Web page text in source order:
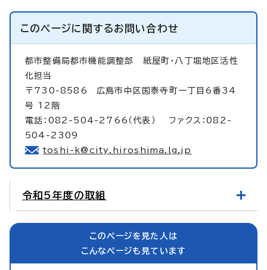
このページに関するお問い合わせ
都市整備局都市機能調整部 紙屋町・八丁堀地区活性
化担当
〒730-8586 広島市中区国泰寺町一丁目6番34
号 12階
電話：082-504-2766（代表） ファクス：082-
504-2309
toshi-k@city.hiroshima.lg.jp
令和5年度の取組
このページを見た人は
こんなページも見ています